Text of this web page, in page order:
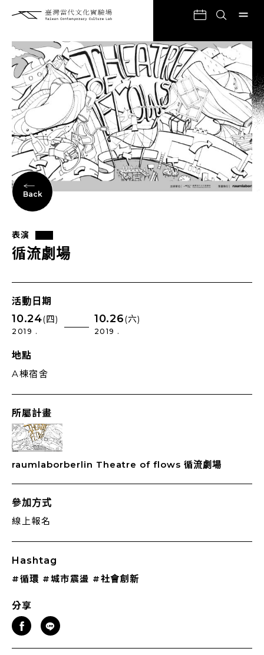
Back
表演
循流劇場
活動日期
10.24(四)
2019 .
10.26(六)
2019 .
地點
A棟宿舍
所屬計畫
raumlaborberlin Theatre of flows 循流劇場
參加方式
線上報名
Hashtag
#循環 #城市震盪 #社會創新
分享